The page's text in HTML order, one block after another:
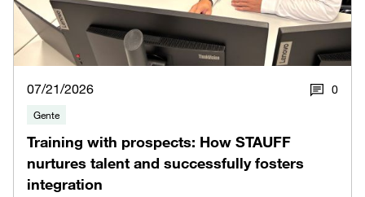
07/21/2026 0
Gente
Training with prospects: How STAUFF
nurtures talent and successfully fosters
integration